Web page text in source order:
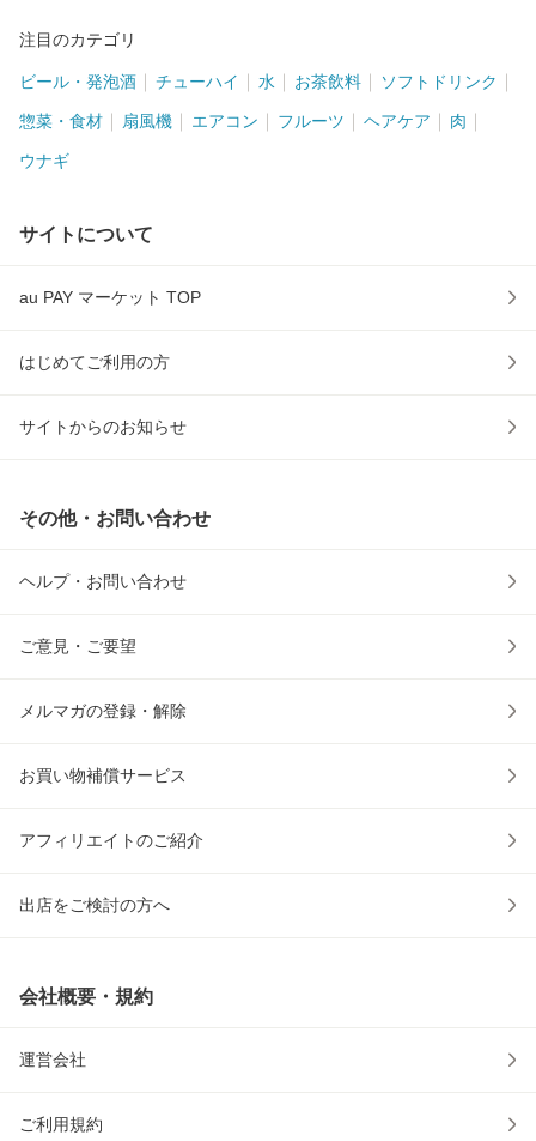
注目のカテゴリ
ビール・発泡酒 チューハイ 水 お茶飲料 ソフトドリンク
惣菜・食材 扇風機 エアコン フルーツ ヘアケア 肉
ウナギ
サイトについて
au PAY マーケット TOP
はじめてご利用の方
サイトからのお知らせ
その他・お問い合わせ
ヘルプ・お問い合わせ
ご意見・ご要望
メルマガの登録・解除
お買い物補償サービス
アフィリエイトのご紹介
出店をご検討の方へ
会社概要・規約
運営会社
ご利用規約